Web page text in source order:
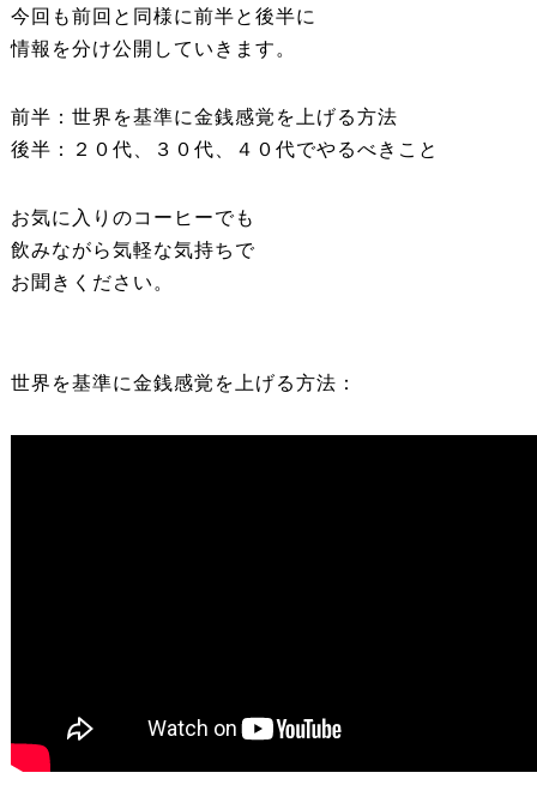
今回も前回と同様に前半と後半に
情報を分け公開していきます。
前半：世界を基準に金銭感覚を上げる方法
後半：２０代、３０代、４０代でやるべきこと
お気に入りのコーヒーでも
飲みながら気軽な気持ちで
お聞きください。
世界を基準に金銭感覚を上げる方法：